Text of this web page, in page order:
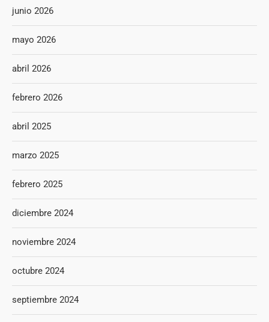
junio 2026
mayo 2026
abril 2026
febrero 2026
abril 2025
marzo 2025
febrero 2025
diciembre 2024
noviembre 2024
octubre 2024
septiembre 2024